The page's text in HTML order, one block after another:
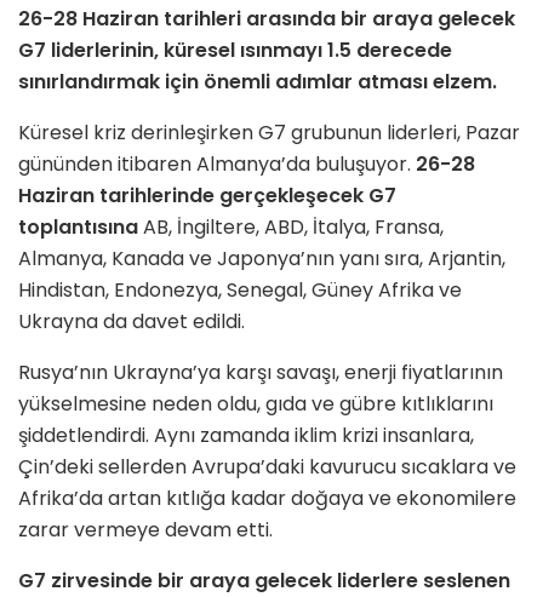
26-28 Haziran tarihleri arasında bir araya gelecek
G7 liderlerinin, küresel ısınmayı 1.5 derecede
sınırlandırmak için önemli adımlar atması elzem.
Küresel kriz derinleşirken G7 grubunun liderleri, Pazar
gününden itibaren Almanya’da buluşuyor. 26-28
Haziran tarihlerinde gerçekleşecek G7
toplantısınaAB, İngiltere, ABD, İtalya, Fransa,
Almanya, Kanada ve Japonya’nın yanı sıra, Arjantin,
Hindistan, Endonezya, Senegal, Güney Afrika ve
Ukrayna da davet edildi.
Rusya’nın Ukrayna’ya karşı savaşı, enerji fiyatlarının
yükselmesine neden oldu, gıda ve gübre kıtlıklarını
şiddetlendirdi. Aynı zamanda iklim krizi insanlara,
Çin’deki sellerden Avrupa’daki kavurucu sıcaklara ve
Afrika’da artan kıtlığa kadar doğaya ve ekonomilere
zarar vermeye devam etti.
G7 zirvesinde bir araya gelecek liderlere seslenen